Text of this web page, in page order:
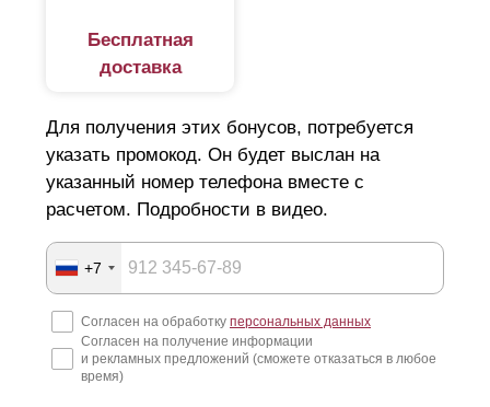
Бесплатная
доставка
Для получения этих бонусов, потребуется
указать промокод. Он будет выслан на
указанный номер телефона вместе с
расчетом. Подробности в видео.
+7
Согласен на обработку персональных данных
Согласен на получение информации
и рекламных предложений (сможете отказаться в любое
время)